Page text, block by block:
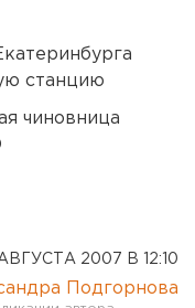
станцию
чиновница
АВГУСТА 2007 В 12:10
Подгорнова